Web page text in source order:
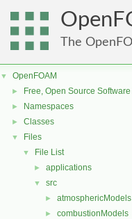
The
▼ OpenFOAM
► Free, Open Source
► Namespaces
► Classes
▼ Files
▼ File List
► applications
▼ src
► atmosphericModels
► combustionModels